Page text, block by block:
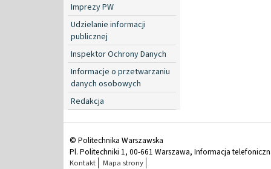
Imprezy PW
Udzielanie informacji
publicznej
Inspektor Ochrony Danych
Informacje o przetwarzaniu
danych osobowych
Redakcja
© Politechnika Warszawska
Pl. Politechniki 1, 00-661 Warszawa, Informacja
Kontakt Mapa strony